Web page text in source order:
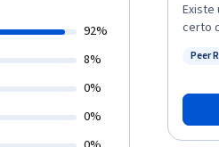
Existe
certo
de
este
para
Peer
92%
8%
0%
0%